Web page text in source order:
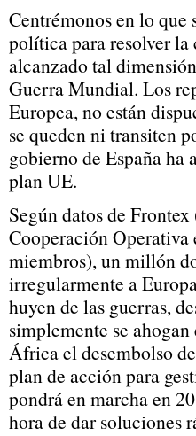
Centrémonos en lo que
política para resolver la
alcanzado tal
Guerra Mundial. Los
Europea, no están
se queden ni transiten
gobierno de España ha
plan UE.
Según datos de
Cooperación Operativa
miembros), un millón
irregularmente a
huyen de las guerras,
simplemente se
África el desembolso
plan de acción para
pondrá en marcha en
hora de dar soluciones